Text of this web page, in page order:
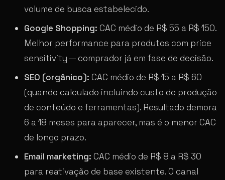
volume de busca estabelecido.
Google Shopping: CAC médio de R$ 55 a R$ 150.
Melhor performance para produtos com price
sensitivity — comprador já em fase de decisão.
SEO (orgânico): CAC médio de R$ 15 a R$ 60
(quando calculado incluindo custo de produção
de conteúdo e ferramentas). Resultado demora
6 a 18 meses para aparecer, mas é o menor CAC
de longo prazo.
Email marketing: CAC médio de R$ 8 a R$ 30
para reativação de base existente. O canal